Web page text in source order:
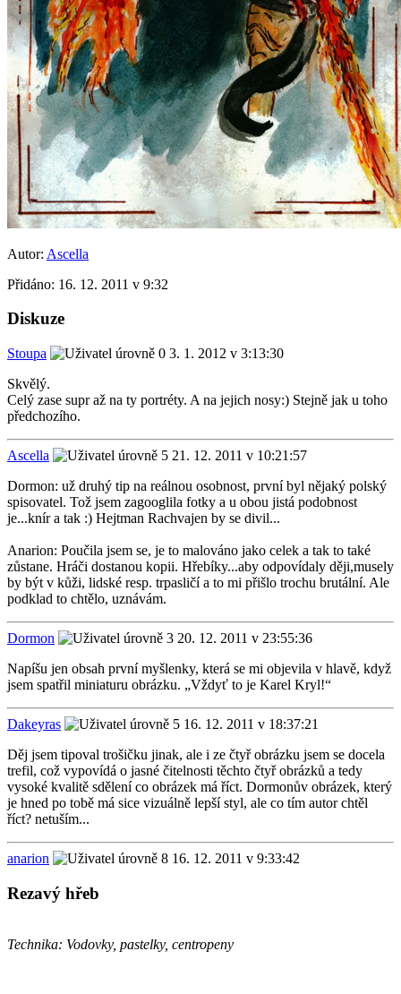
Autor: Ascella
Přidáno: 16. 12. 2011 v 9:32
Diskuze
Stoupa
3. 1. 2012 v 3:13:30
Skvělý.
Celý zase supr až na ty portréty. A na jejich nosy:) Stejně jak u toho
předchozího.
Ascella
21. 12. 2011 v 10:21:57
Dormon: už druhý tip na reálnou osobnost, první byl nějaký polský
spisovatel. Tož jsem zagooglila fotky a u obou jistá podobnost
je...knír a tak :) Hejtman Rachvajen by se divil...
Anarion: Poučila jsem se, je to malováno jako celek a tak to také
zůstane. Hráči dostanou kopii. Hřebíky...aby odpovídaly ději,musely
by být v kůži, lidské resp. trpasličí a to mi přišlo trochu brutální. Ale
podklad to chtělo, uznávám.
Dormon
20. 12. 2011 v 23:55:36
Napíšu jen obsah první myšlenky, která se mi objevila v hlavě, když
jsem spatřil miniaturu obrázku. „Vždyť to je Karel Kryl!“
Dakeyras
16. 12. 2011 v 18:37:21
Děj jsem tipoval trošičku jinak, ale i ze čtyř obrázku jsem se docela
trefil, což vypovídá o jasné čitelnosti těchto čtyř obrázků a tedy
vysoké kvalitě sdělení co obrázek má říct. Dormonův obrázek, který
je hned po tobě má sice vizuálně lepší styl, ale co tím autor chtěl
říct? netuším...
anarion 16. 12. 2011 v 9:33:42
Rezavý hřeb
Technika: Vodovky, pastelky, centropeny